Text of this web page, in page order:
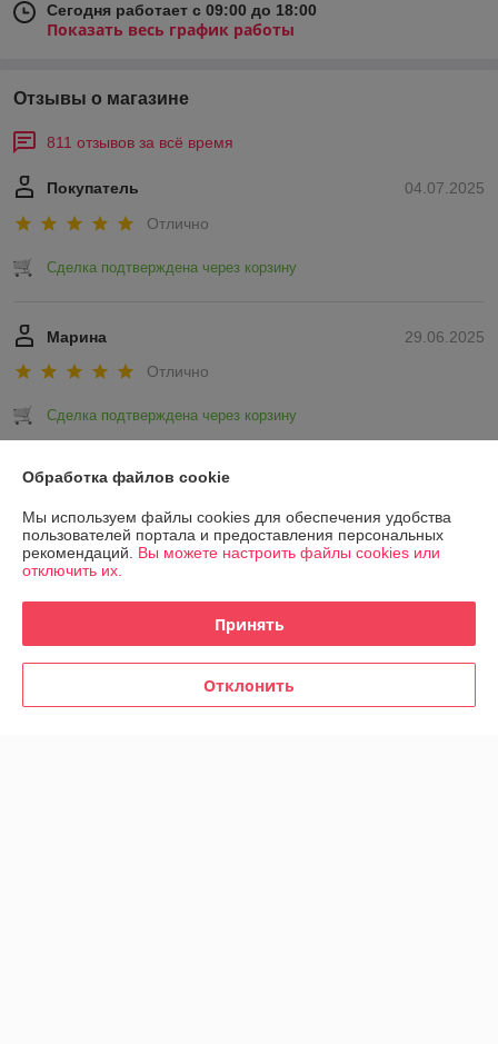
Сегодня работает с 09:00 до 18:00
Показать весь график работы
Отзывы о магазине
811 отзывов за всё время
04.07.2025
Покупатель
Отлично
Сделка подтверждена через корзину
29.06.2025
Марина
Отлично
Сделка подтверждена через корзину
Показать все отзывы
О нас
Доставка и оплата
График работы
Обработка файлов cookie
Мы используем файлы cookies для обеспечения удобства
пользователей портала и предоставления персональных
рекомендаций. Вы можете настроить файлы cookies или
отключить их.
Принять
Отклонить